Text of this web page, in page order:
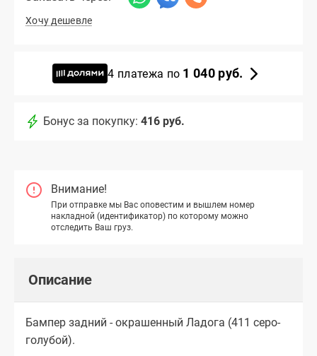
Хочу дешевле
4 платежа по 1 040 руб.
Бонус за покупку: 416 руб.
Внимание!
При отправке мы Вас оповестим и вышлем номер
накладной (идентификатор) по которому можно
отследить Ваш груз.
Описание
Бампер задний - окрашенный Ладога (411 серо-
голубой).